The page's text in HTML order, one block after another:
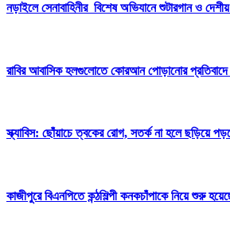
নড়াইলে সেনাবাহিনীর বিশেষ অভিযানে শুটারগান ও
রাবির আবাসিক হলগুলোতে কোরআন পোড়ানোর প্রতিবাদে
স্ক্যাবিস: ছোঁয়াচে ত্বকের রোগ, সতর্ক না হলে ছড়িয়ে
কাজীপুরে বিএনপিতে কন্ঠশিল্পী কনকচাঁপাকে নিয়ে শুরু